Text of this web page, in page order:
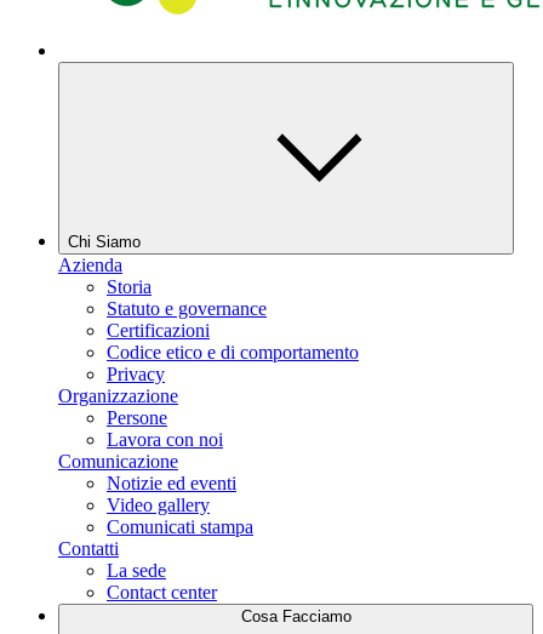
Chi Siamo
Azienda
Storia
Statuto e governance
Certificazioni
Codice etico e di comportamento
Privacy
Organizzazione
Persone
Lavora con noi
Comunicazione
Notizie ed eventi
Video gallery
Comunicati stampa
Contatti
La sede
Contact center
Cosa Facciamo